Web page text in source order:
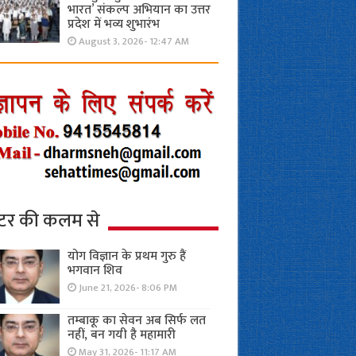
भारत’ संकल्प अभियान का उत्तर
प्रदेश में भव्य शुभारंभ
August 3, 2026- 12:47 AM
की कलम से
योग विज्ञान के प्रथम गुरु हैं
भगवान शिव
June 21, 2026- 8:06 PM
तम्बाकू का सेवन अब सिर्फ लत
नहीं, बन गयी है महामारी